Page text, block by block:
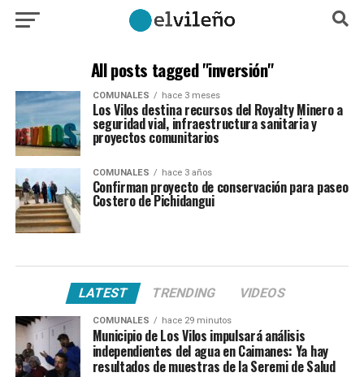
All posts tagged "inversión"
COMUNALES hace 3 meses
Los Vilos destina recursos del Royalty Minero a
seguridad vial, infraestructura sanitaria y
proyectos comunitarios
COMUNALES hace 3 años
Confirman proyecto de conservación para paseo
Costero de Pichidangui
LATEST TRENDING VIDEOS
COMUNALES hace 29 minutos
Municipio de Los Vilos impulsará análisis
independientes del agua en Caimanes: Ya hay
resultados de muestras de la Seremi de Salud